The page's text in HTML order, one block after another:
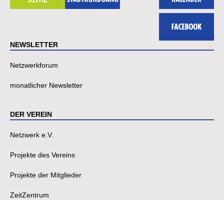
NEWSLETTER
Netzwerkforum
monatlicher Newsletter
DER VEREIN
Netzwerk e.V.
Projekte des Vereins
Projekte der Mitglieder
ZeitZentrum